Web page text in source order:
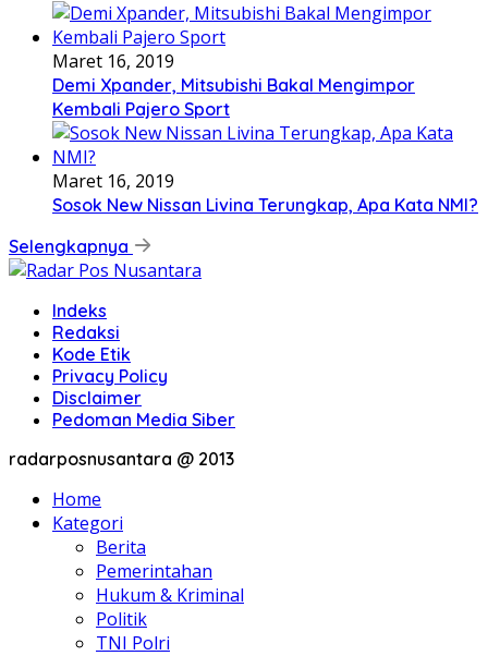
Maret 16, 2019
Demi Xpander, Mitsubishi Bakal Mengimpor
Kembali Pajero Sport
Maret 16, 2019
Sosok New Nissan Livina Terungkap, Apa Kata NMI?
Selengkapnya
Indeks
Redaksi
Kode Etik
Privacy Policy
Disclaimer
Pedoman Media Siber
radarposnusantara @ 2013
Home
Kategori
Berita
Pemerintahan
Hukum & Kriminal
Politik
TNI Polri